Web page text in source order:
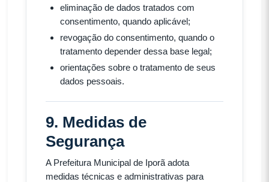
eliminação de dados tratados com
consentimento, quando aplicável;
revogação do consentimento, quando o
tratamento depender dessa base legal;
orientações sobre o tratamento de seus
dados pessoais.
9. Medidas de
Segurança
A Prefeitura Municipal de Iporã adota
medidas técnicas e administrativas para